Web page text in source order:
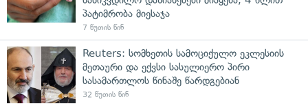
პატიმრობა მიესაჯა
7 წუთის წინ
Reuters: სომხეთის სამოციქულო ეკლესიის
მეთაური და ექვსი სასულიერო პირი
სასამართლოს წინაშე წარდგებიან
32 წუთის წინ